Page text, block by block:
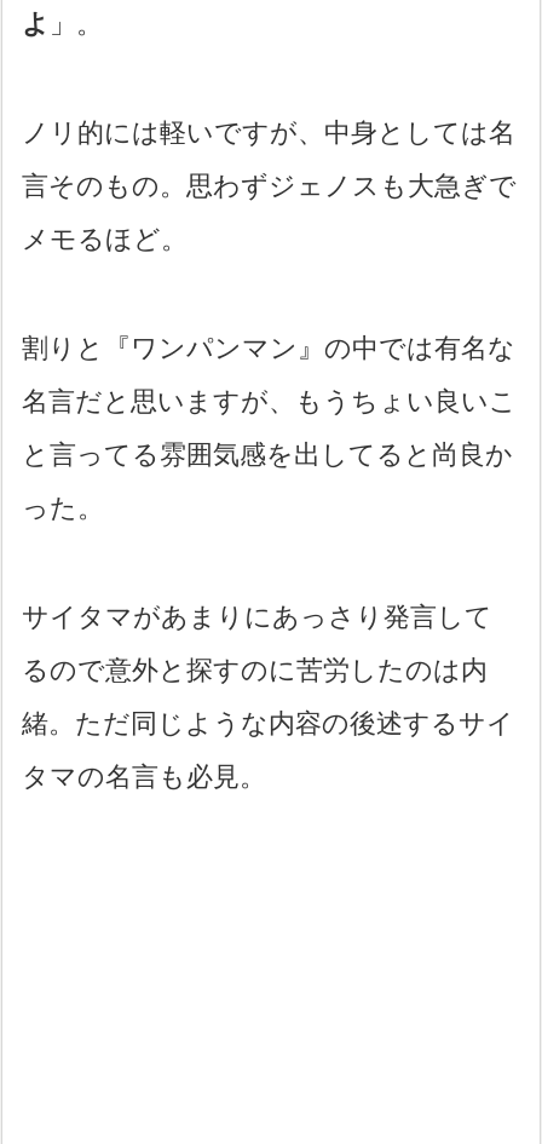
よ 」。
ノリ的には軽いですが、中身としては名
言そのもの。思わずジェノスも大急ぎで
メモるほど。
割りと『ワンパンマン』の中では有名な
名言だと思いますが、もうちょい良いこ
と言ってる雰囲気感を出してると尚良か
った。
サイタマがあまりにあっさり発言して
るので意外と探すのに苦労したのは内
緒。ただ同じような内容の後述するサイ
タマの名言も必見。